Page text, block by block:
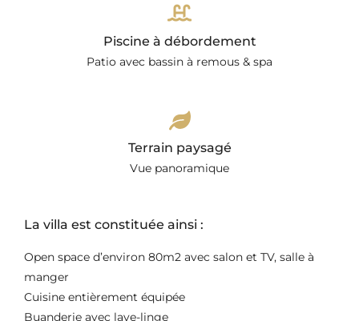
Piscine à débordement
Patio avec bassin à remous & spa
Terrain paysagé
Vue panoramique
La villa est constituée ainsi :
Open space d’environ 80m2 avec salon et TV, salle à
manger
Cuisine entièrement équipée
Buanderie avec lave-linge